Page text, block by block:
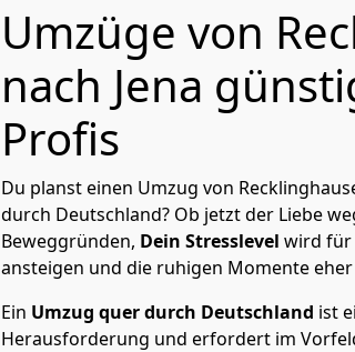
Umzüge von
nach Jena
Profis
Du planst einen Umzug von
durch Deutschland? Ob jetzt der Liebe
Beweggründen, Dein Stresslevel wird für
ansteigen und die ruhigen Momente
Ein Umzug quer durch Deutschland ist
Herausforderung und erfordert im